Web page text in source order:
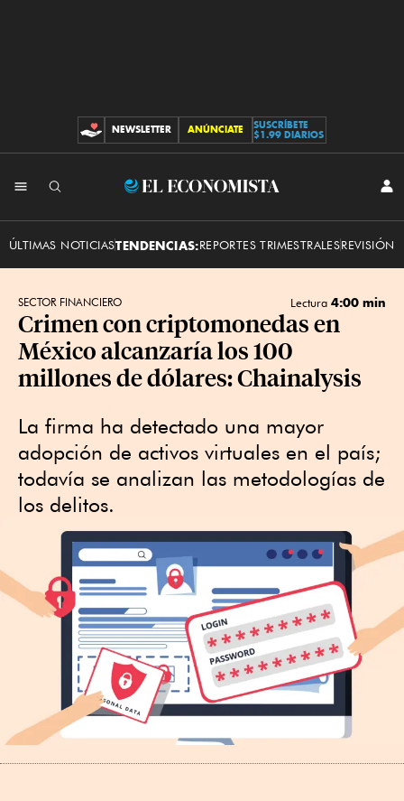
CONTRIBUCIONES
NEWSLETTER ANÚNCIATE
SUSCRÍBETE
$1.99 DIARIOS
El
ÚLTIMAS NOTICIASTENDENCIAS:REPORTES TRIMESTRALESREVISIÓN
SECTOR FINANCIERO Lectura 4:00 min
Crimen con criptomonedas en
México alcanzaría los 100
millones de dólares: Chainalysis
La firma ha detectado una mayor
adopción de activos virtuales en el país;
todavía se analizan las metodologías de
los delitos.